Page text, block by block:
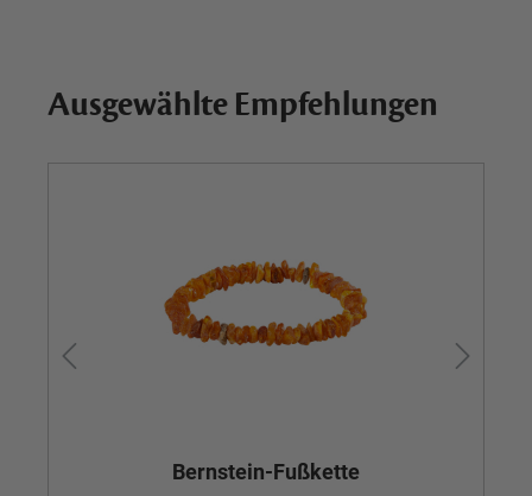
Ausgewählte Empfehlungen
Bernstein-Fußkette